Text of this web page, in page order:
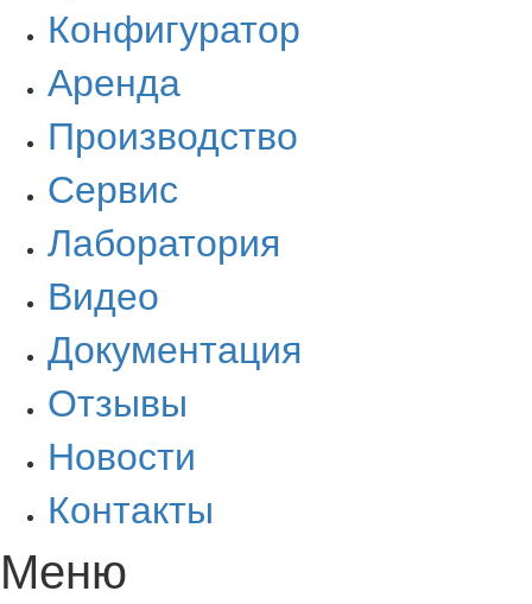
Конфигуратор
Аренда
Производство
Сервис
Лаборатория
Видео
Документация
Отзывы
Новости
Контакты
Меню